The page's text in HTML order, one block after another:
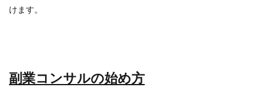
けます。
副業コンサルの始め方